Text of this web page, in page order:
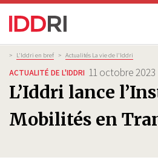
Aller
au
contenu
principal
Fil
d'Ariane
> L'Iddri en bref > Actualités La vie de l'Iddri
ACTUALITÉ DE L'IDDRI 11 octobre 2023
L’Iddri lance
Mobilités en